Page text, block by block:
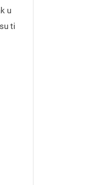
u
ti